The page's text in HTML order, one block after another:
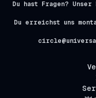
Du hast Fragen?
Du erreichst uns